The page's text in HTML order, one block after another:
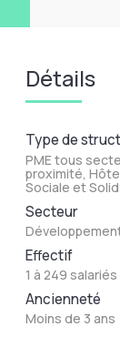
Détails
Type de
PME tous
proximité,
Sociale et
Secteur
Effectif
1 à 249 salariés
Ancienneté
Moins de 3 ans